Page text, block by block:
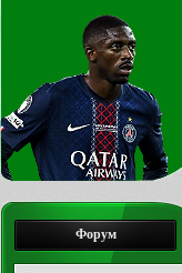
Форум